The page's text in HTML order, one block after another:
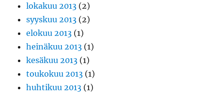
lokakuu 2013 (2)
syyskuu 2013 (2)
elokuu 2013 (1)
heinäkuu 2013 (1)
kesäkuu 2013 (1)
toukokuu 2013 (1)
huhtikuu 2013 (1)